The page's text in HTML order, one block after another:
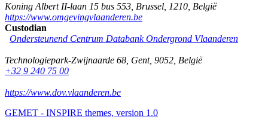
Koning Albert II-laan 15 bus 553 Brussel 1210 België
https://www.omgevingvlaanderen.be
Custodian
Ondersteunend Centrum Databank Ondergrond Vlaanderen
Technologiepark-Zwijnaarde 68 Gent, 9052 België
+32 9 240 75 00
https://www.dov.vlaanderen.be
GEMET - INSPIRE themes, version 1.0